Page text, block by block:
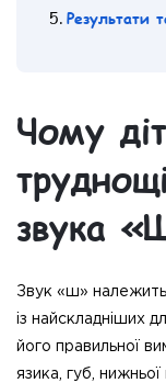
Результати
Чому
звука
Звук «ш»
із найскладніших
його правильної
язика, губ,